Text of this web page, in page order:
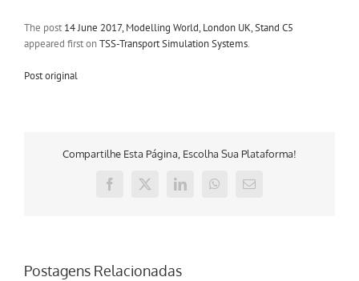
The post 14 June 2017, Modelling World, London UK, Stand C5
appeared first onTSS-Transport Simulation Systems.
Post original
Compartilhe Esta Página, Escolha Sua Plataforma!
Facebook
X LinkedInWhatsApp
E-
Postagens Relacionadas